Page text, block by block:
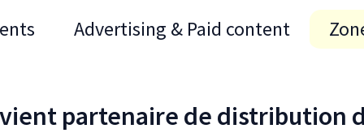
Advertising & Paid content
partenaire de distribution